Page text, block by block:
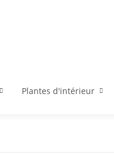
Plantes d'intérieur